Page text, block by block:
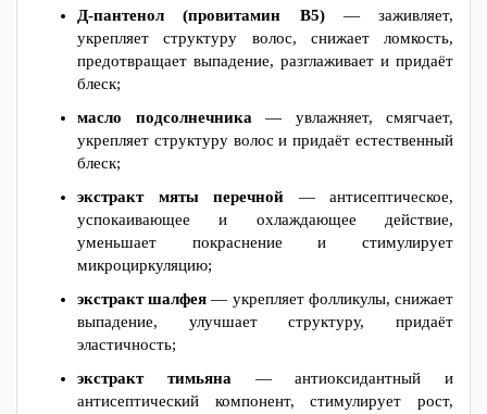
Д-пантенол (провитамин B5)— заживляет,
укрепляет структуру волос, снижает ломкость,
предотвращает выпадение, разглаживает и придаёт
блеск;
масло подсолнечника — увлажняет, смягчает,
укрепляет структуру волос и придаёт естественный
блеск;
экстракт мяты перечной — антисептическое,
успокаивающее и охлаждающее действие,
уменьшает покраснение и стимулирует
микроциркуляцию;
экстракт шалфея — укрепляет фолликулы, снижает
выпадение, улучшает структуру, придаёт
эластичность;
экстракт тимьяна — антиоксидантный и
антисептический компонент, стимулирует рост,